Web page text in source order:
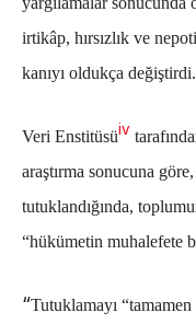
irtikâp, hırsızlık ve
kanıyı oldukça değiştirdi.
Veri Enstitüsüiv
araştırma sonucuna
tutuklandığında,
“hükümetin muhalefete
“Tutuklamayı